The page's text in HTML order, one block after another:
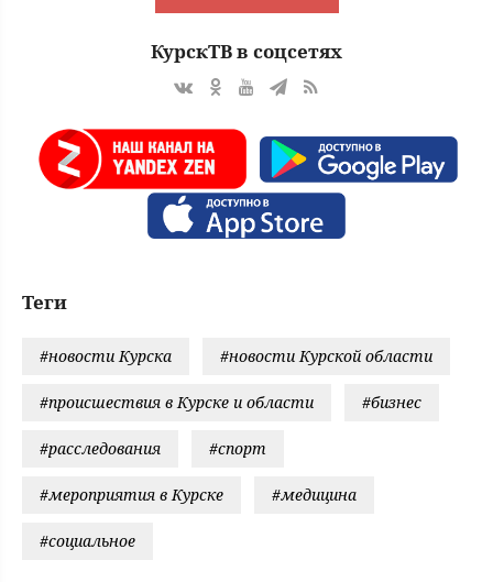
КурскТВ в соцсетях
Теги
#новости Курска #новости Курской области
#происшествия в Курске и области #бизнес
#расследования #спорт
#мероприятия в Курске #медицина
#социальное